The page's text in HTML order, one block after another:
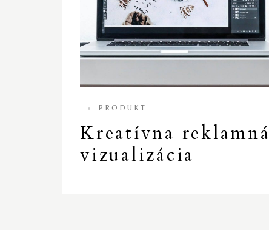
PRODUKT
Kreatívna reklamná
vizualizácia